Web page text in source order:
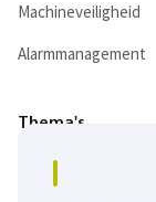
Machineveiligheid
Alarmmanagement
Thema's